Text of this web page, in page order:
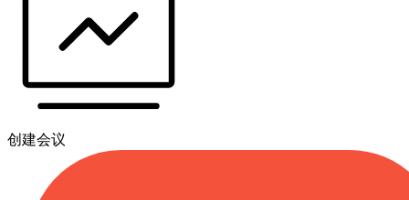
创建会议